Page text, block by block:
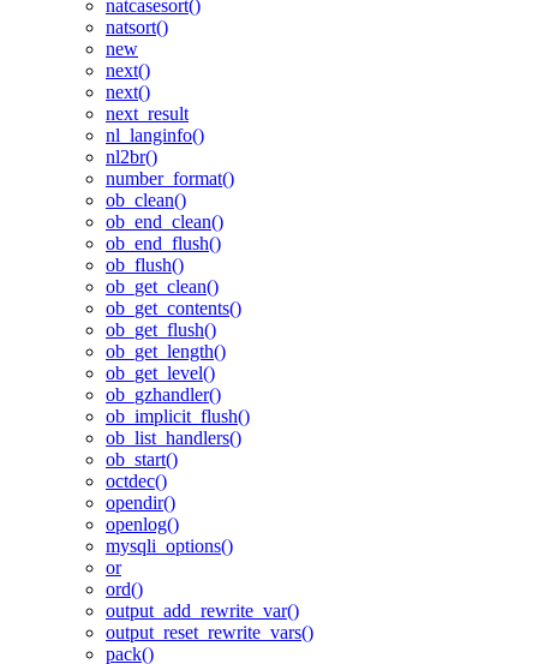
natcasesort()
natsort()
new
next()
next()
next_result
nl_langinfo()
nl2br()
number_format()
ob_clean()
ob_end_clean()
ob_end_flush()
ob_flush()
ob_get_clean()
ob_get_contents()
ob_get_flush()
ob_get_length()
ob_get_level()
ob_gzhandler()
ob_implicit_flush()
ob_list_handlers()
ob_start()
octdec()
opendir()
openlog()
mysqli_options()
or
ord()
output_add_rewrite_var()
output_reset_rewrite_vars()
pack()